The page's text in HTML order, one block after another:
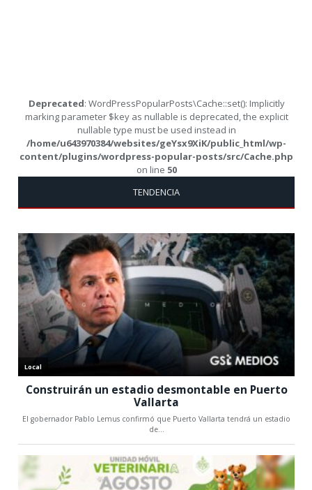
Deprecated: WordPressPopularPosts\Cache::set(): Implicitly
marking parameter $key as nullable is deprecated, the explicit
nullable type must be used instead in
/home/u643970384/websites/geYsx9XiK/public_html/wp-
content/plugins/wordpress-popular-posts/src/Cache.php
on line 50
TENDENCIA